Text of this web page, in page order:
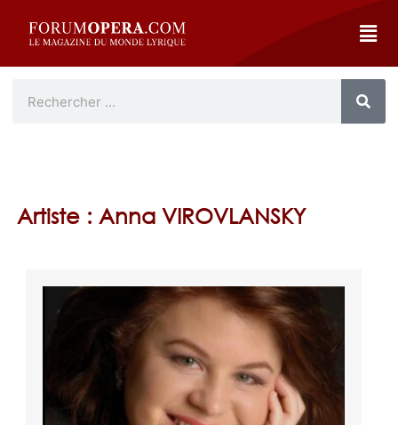
Artiste : Anna VIROVLANSKY